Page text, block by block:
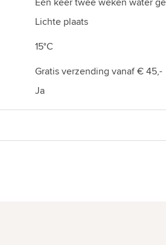
Lichte plaats
15°C
Gratis verzending vanaf € 45,-
Ja